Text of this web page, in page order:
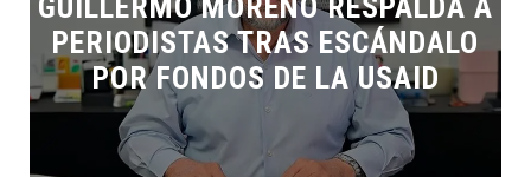
GUILLERMO MORENO RESPALDA A
PERIODISTAS TRAS ESCÁNDALO
POR FONDOS DE LA USAID